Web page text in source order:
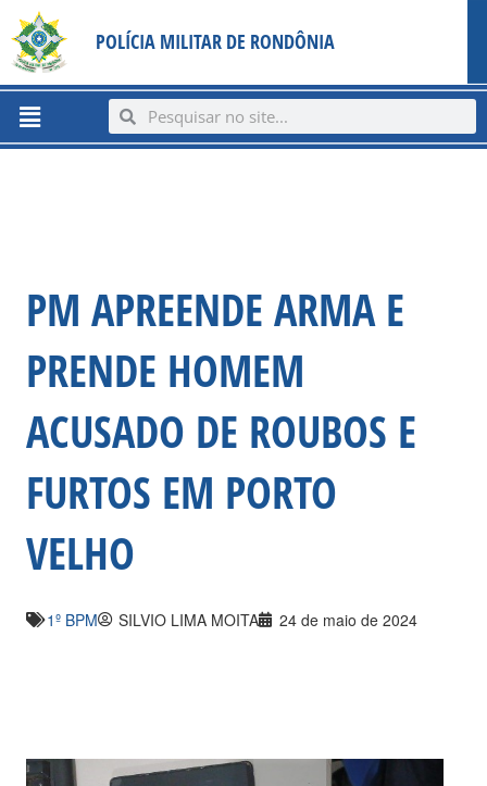
content
para
conteúdo
POLÍCIA MILITAR DE RONDÔNIA
Menu SearchSearch
PM APREENDE ARMA E
PRENDE HOMEM
ACUSADO DE ROUBOS E
FURTOS EM PORTO
VELHO
1º BPM SILVIO LIMA MOITA 24 de maio de 2024